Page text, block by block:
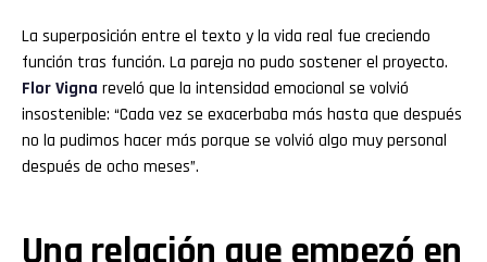
La superposición entre el texto y la vida real fue creciendo
función tras función. La pareja no pudo sostener el proyecto.
FlorVigna reveló que la intensidad emocional se volvió
insostenible: “Cada vez se exacerbaba más hasta que después
no la pudimos hacer más porque se volvió algo muy personal
después de ocho meses”.
Una relación que empezó en